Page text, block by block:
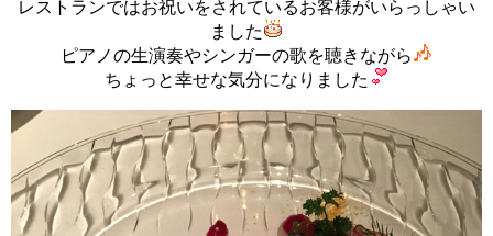
レストランではお祝いをされているお客様がいらっしゃい
ました
ピアノの生演奏やシンガーの歌を聴きながら
ちょっと幸せな気分になりました